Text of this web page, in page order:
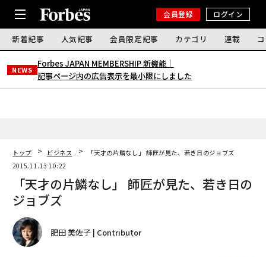
会員登録 ログイン
新着記事 人気記事 会員限定記事 カテゴリ 連載
NEWS
Forbes JAPAN MEMBERSHIP 新機能｜
記事ページ内の広告表示を最小限にしました
トップ ビジネス
「天才の片鱗なし」 師匠が見た、若き日のジョブズ
2015.11.13 10:22
「天才の片鱗なし」 師匠が見た、若き日の
ジョブズ
肥田 美佐子 | Contributor